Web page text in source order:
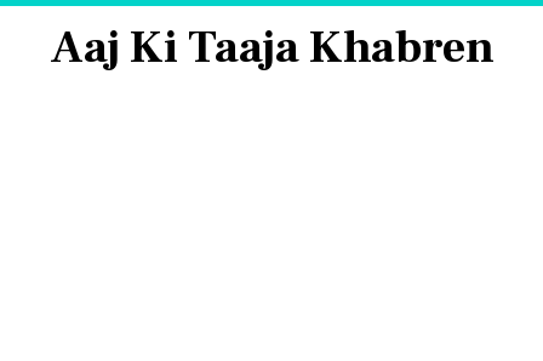
Aaj Ki Taaja Khabren